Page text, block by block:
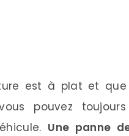
est à plat et que
pouvez
Une panne